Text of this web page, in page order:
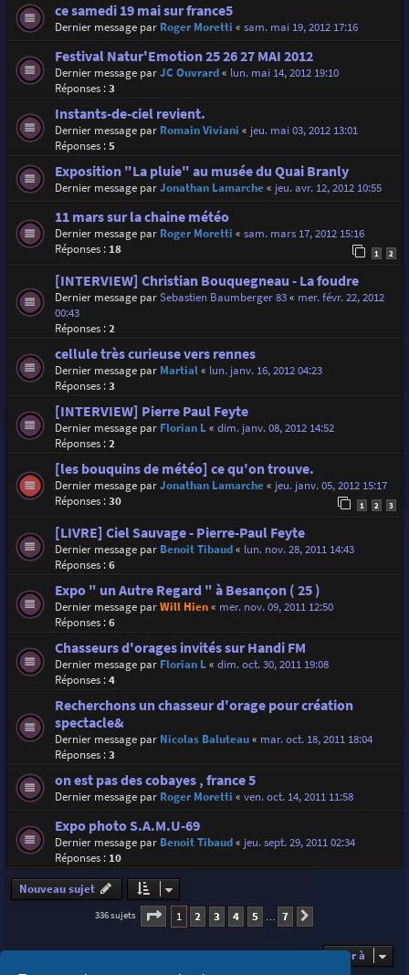
ce samedi 19 mai sur france5
Dernier message par Roger Moretti « sam. mai 19, 2012 17:16
Festival Natur'Emotion 25 26 27 MAI 2012
Dernier message parJC Ouvrard« lun. mai 14, 2012 19:10
Réponses :3
Instants-de-ciel revient.
Dernier message par Romain Viviani « jeu. mai 03, 2012 13:01
Réponses :5
Exposition "La pluie" au musée du Quai Branly
Dernier message parJonathan Lamarche« jeu. avr. 12, 2012 10:55
11 mars sur la chaine météo
Dernier message par Roger Moretti « sam. mars 17, 2012 15:16
Réponses : 18 1 2
[INTERVIEW] Christian Bouquegneau - La foudre
Dernier message parSebastien Baumberger 83« mer. févr. 22, 2012
00:43
Réponses :2
cellule très curieuse vers rennes
Dernier message par Martial« lun. janv. 16, 2012 04:23
Réponses :3
[INTERVIEW] Pierre Paul Feyte
Dernier message par Florian L« dim. janv. 08, 2012 14:52
Réponses :2
[les bouquins de météo] ce qu'on trouve.
Dernier message parJonathan Lamarche« jeu. janv. 05, 2012 15:17
Réponses :30 1 2 3
[LIVRE] Ciel Sauvage - Pierre-Paul Feyte
Dernier message par Benoit Tibaud« lun. nov. 28, 2011 14:43
Réponses :6
Expo " un Autre Regard " à Besançon ( 25 )
Dernier message parWill Hien« mer. nov. 09, 2011 12:50
Réponses :6
Chasseurs d'orages invités sur Handi FM
Dernier message par Florian L« dim. oct. 30, 2011 19:08
Réponses :4
Recherchons un chasseur d'orage pour création
spectacle&
Dernier message par Nicolas Baluteau« mar. oct. 18, 2011 18:04
Réponses :3
on est pas des cobayes , france 5
Dernier message par Roger Moretti « ven. oct. 14, 2011 11:58
Expo photo S.A.M.U-69
Dernier message par Benoit Tibaud« jeu. sept. 29, 2011 02:34
Réponses : 10
Nouveau sujet
336 sujets Page 1sur
1 2 3 4 5 7
Aller à